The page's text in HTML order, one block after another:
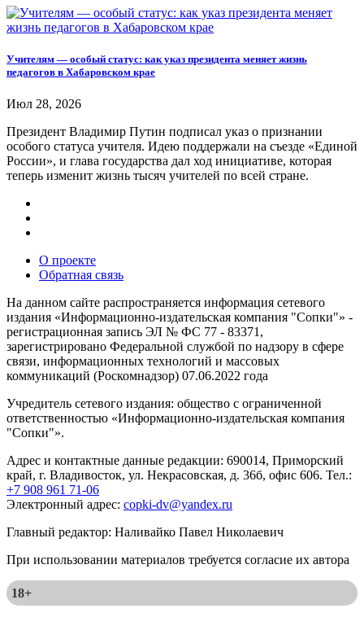
Учителям — особый статус: как указ президента меняет жизнь
педагогов в Хабаровском крае
Июл 28, 2026
Президент Владимир Путин подписал указ о признании
особого статуса учителя. Идею поддержали на съезде «Единой
России», и глава государства дал ход инициативе, которая
теперь изменит жизнь тысяч учителей по всей стране.
О проекте
Обратная связь
На данном сайте распространяется информация сетевого
издания «Информационно-издательская компания "Сопки"» -
регистрационная запись ЭЛ № ФС 77 - 83371,
зарегистрировано Федеральной службой по надзору в сфере
связи, информационных технологий и массовых
коммуникаций (Роскомнадзор) 07.06.2022 года
Учредитель сетевого издания: общество с ограниченной
ответственностью «Информационно-издательская компания
"Сопки"».
Адрес и контактные данные редакции: 690014, Приморский
край, г. Владивосток, ул. Некрасовская, д. 36б, офис 606. Тел.:
+7 908 961 71-06
Электронный адрес: copki-dv@yandex.ru
Главный редактор: Наливайко Павел Николаевич
При использовании материалов требуется согласие их автора
18+